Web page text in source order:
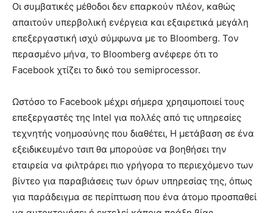
Οι συμβατικές μέθοδοι δεν επαρκούν πλέον, καθώς
απαιτούν υπερβολική ενέργεια και εξαιρετικά μεγάλη
επεξεργαστική ισχύ σύμφωνα με το Bloomberg. Τον
περασμένο μήνα, το Bloomberg ανέφερε ότι το
Facebook χτίζει το δικό του semiprocessor.
Ωστόσο το Facebook μέχρι σήμερα χρησιμοποιεί τους
επεξεργαστές της Intel για πολλές από τις υπηρεσίες
τεχνητής νοημοσύνης που διαθέτει, Η μετάβαση σε ένα
εξειδικευμένο τσιπ θα μπορούσε να βοηθήσει την
εταιρεία να φιλτράρει πιο γρήγορα το περιεχόμενο των
βίντεο για παραβιάσεις των όρων υπηρεσίας της, όπως
για παράδειγμα σε περίπτωση που ένα άτομο προσπαθεί